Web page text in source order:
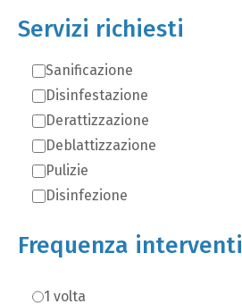
Servizi richiesti
Sanificazione
Disinfestazione
Derattizzazione
Deblattizzazione
Pulizie
Disinfezione
Frequenza interventi
1 volta